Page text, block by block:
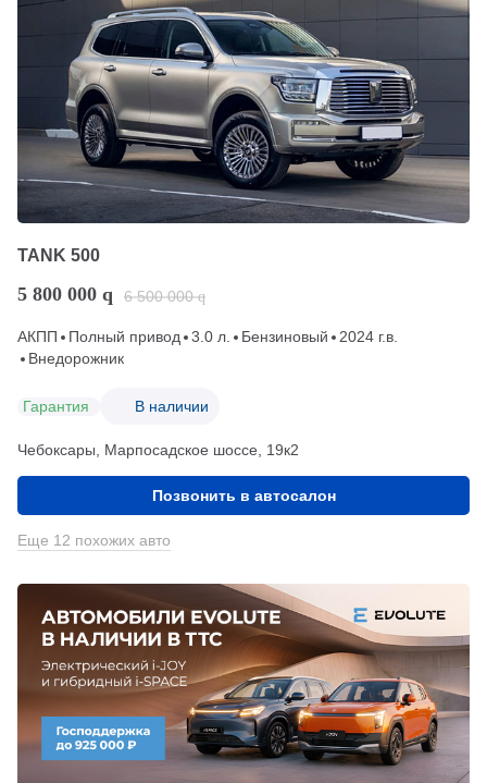
TANK 500
5 800 000 q 6 500 000 q
АКПП Полный привод 3.0 л. Бензиновый
2024 г.в.
Внедорожник
Гарантия В наличии
Чебоксары, Марпосадское шоссе, 19к2
Позвонить в автосалон
Еще 12 похожих авто